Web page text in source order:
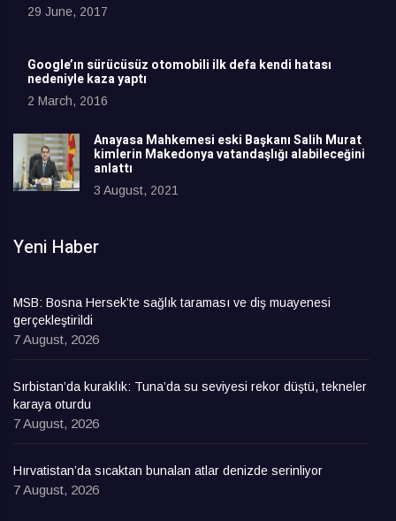
29 June, 2017
Google’ın sürücüsüz otomobili ilk defa kendi hatası
nedeniyle kaza yaptı
2 March, 2016
Anayasa Mahkemesi eski Başkanı Salih Murat
kimlerin Makedonya vatandaşlığı alabileceğini
anlattı
3 August, 2021
Yeni Haber
MSB: Bosna Hersek’te sağlık taraması ve diş muayenesi
gerçekleştirildi
7 August, 2026
Sırbistan’da kuraklık: Tuna’da su seviyesi rekor düştü, tekneler
karaya oturdu
7 August, 2026
Hırvatistan’da sıcaktan bunalan atlar denizde serinliyor
7 August, 2026